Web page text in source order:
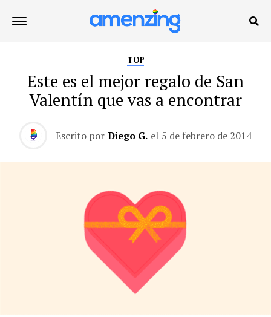
TOP
Este es el mejor regalo de San
Valentín que vas a encontrar
Escrito por Diego G. el 5 de febrero de 2014